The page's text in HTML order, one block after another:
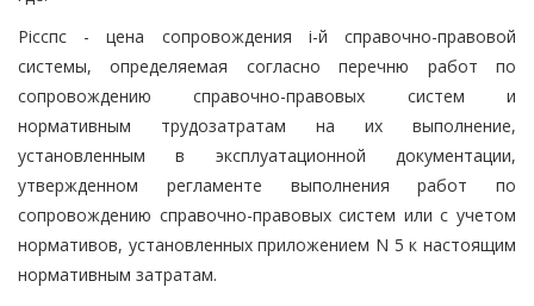
Piсспс - цена сопровождения i-й справочно-правовой
системы, определяемая согласно перечню работ по
сопровождению справочно-правовых систем и
нормативным трудозатратам на их выполнение,
установленным в эксплуатационной документации,
утвержденном регламенте выполнения работ по
сопровождению справочно-правовых систем или с учетом
нормативов, установленных приложением N 5 к настоящим
нормативным затратам.